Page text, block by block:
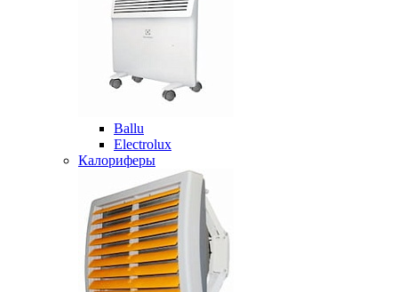
Ballu
Electrolux
Калориферы